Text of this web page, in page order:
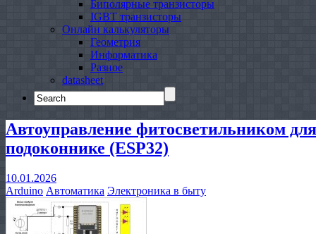
Биполярные транзисторы
IGBT транзисторы
Онлайн калькуляторы
Геометрия
Информатика
Разное
datasheet
Search
for:
Автоуправление фитосветильником
подоконнике (ESP32)
10.01.2026
Arduino Автоматика Электроника в быту